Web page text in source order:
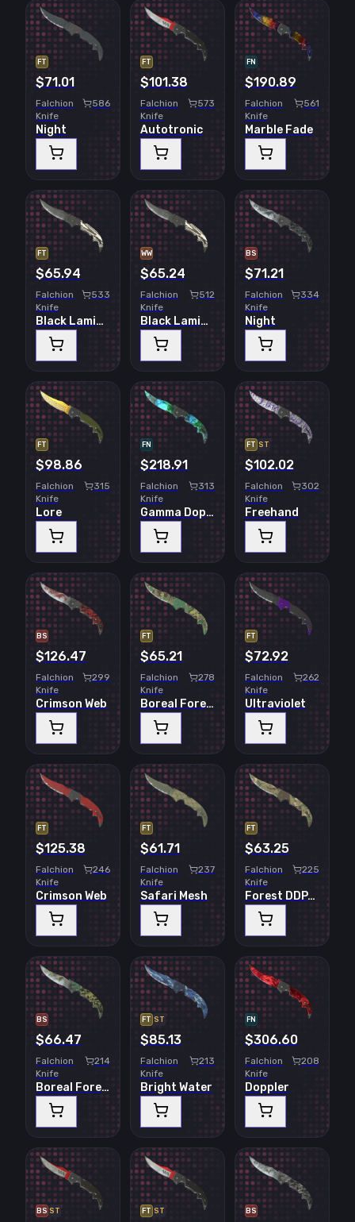
FT
$71.01
Falchion
Knife
586
Night
FT
$101.38
Falchion
Knife
573
Autotronic
FN
$190.89
Falchion
Knife
561
Marble Fade
FT
$65.94
Falchion
Knife
533
Black Laminate
WW
$65.24
Falchion
Knife
512
Black Laminate
BS
$71.21
Falchion
Knife
334
Night
FT
$98.86
Falchion
Knife
315
Lore
FN
$218.91
Falchion
Knife
313
Gamma Doppler
FT ST
$102.02
Falchion
Knife
302
Freehand
BS
$126.47
Falchion
Knife
299
Crimson Web
FT
$65.21
Falchion
Knife
278
Boreal Forest
FT
$72.92
Falchion
Knife
262
Ultraviolet
FT
$125.38
Falchion
Knife
246
Crimson Web
FT
$61.71
Falchion
Knife
237
Safari Mesh
FT
$63.25
Falchion
Knife
225
Forest DDPAT
BS
$66.47
Falchion
Knife
214
Boreal Forest
FT ST
$85.13
Falchion
Knife
213
Bright Water
FN
$306.60
Falchion
Knife
208
Doppler
BS ST FT ST BS